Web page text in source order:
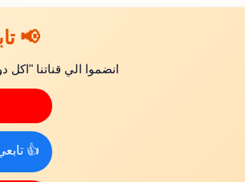
📢
انضموا الي قناتنا
👍